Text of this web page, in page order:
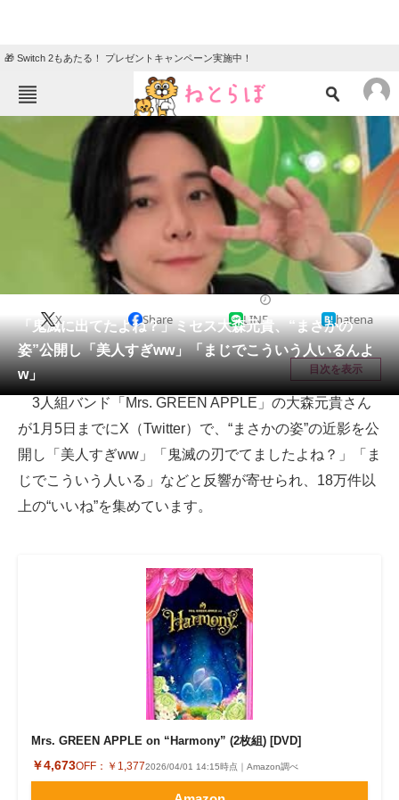
🎁 Switch 2もあたる！ プレゼントキャンペーン実施中！
ねとらぼメニュー
TOP ニュース
エンタメ クイズ
地域
教育・育児
リサーチ
会員記事
メディア
注目記事を集めた総合ページ
ITの今と未来を見通す
スマホと通信の最新トレンド
進化するPCとデバイスの未来
ビジネスと働き方のヒント
AI活用のいまが分かる
企業ITのトレンドを詳説
経営リーダーのコミュニティ
マーケ×ITの今がよく分かる
ITエンジニア向け専門サイト
「鬼滅に出てたよね？」ミセス大森元貴、“まさかの
姿”公開し「美人すぎww」「まじでこういう人いるんよ
w」
X Share LINE hatena
目次を表示
3人組バンド「Mrs. GREEN APPLE」の大森元貴さん
が1月5日までにX（Twitter）で、“まさかの姿”の近影を公
開し「美人すぎww」「鬼滅の刃でてましたよね？」「ま
じでこういう人いる」などと反響が寄せられ、18万件以
上の“いいね”を集めています。
Mrs. GREEN APPLE on “Harmony” (2枚組) [DVD]
￥4,673OFF： ￥1,3772026/04/01 14:15時点｜Amazon調べ